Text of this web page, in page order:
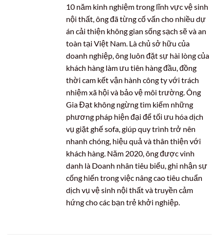
10 năm kinh nghiệm trong lĩnh vực vệ sinh
nội thất, ông đã từng cố vấn cho nhiều dự
án cải thiện không gian sống sạch sẽ và an
toàn tại Việt Nam. Là chủ sở hữu của
doanh nghiệp, ông luôn đặt sự hài lòng của
khách hàng làm ưu tiên hàng đầu, đồng
thời cam kết vận hành công ty với trách
nhiệm xã hội và bảo vệ môi trường. Ông
Gia Đạt không ngừng tìm kiếm những
phương pháp hiện đại để tối ưu hóa dịch
vụ giặt ghế sofa, giúp quy trình trở nên
nhanh chóng, hiệu quả và thân thiện với
khách hàng. Năm 2020, ông được vinh
danh là Doanh nhân tiêu biểu, ghi nhận sự
cống hiến trong việc nâng cao tiêu chuẩn
dịch vụ vệ sinh nội thất và truyền cảm
hứng cho các bạn trẻ khởi nghiệp.